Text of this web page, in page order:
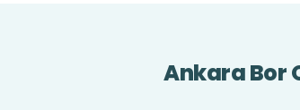
Ankara Bor